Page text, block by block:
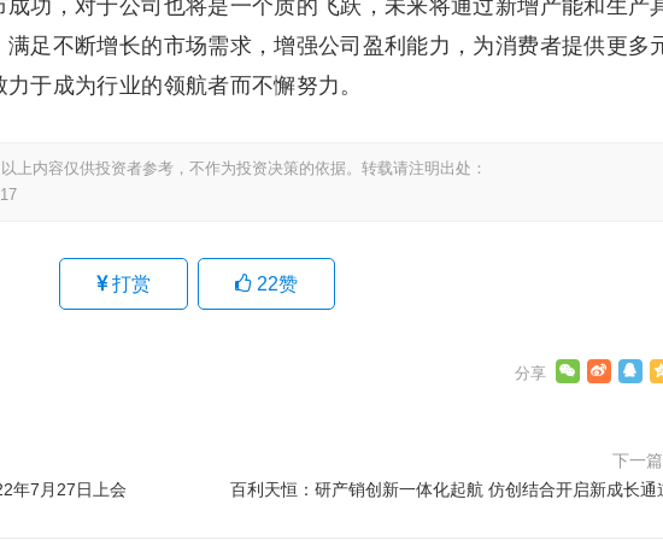
功，对于公司也将是一个质的飞跃，未来将通过新增产能和生产
足不断增长的市场需求，增强公司盈利能力，为消费者提供更多
于成为行业的领航者而不懈努力。
上内容仅供投资者参考，不作为投资决策的依据。转载请注明出处：
打赏 22赞
年7月27日上会
下一篇
百利天恒：研产销创新一体化起航 仿创结合开启新成长通